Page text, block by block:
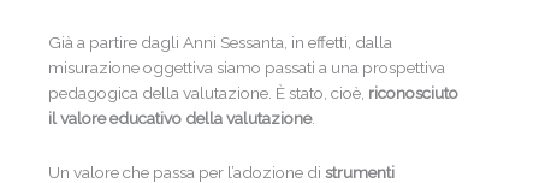
Già a partire dagli Anni Sessanta, in effetti, dalla
misurazione oggettiva siamo passati a una prospettiva
pedagogica della valutazione. È stato, cioè, riconosciuto
il valore educativo della valutazione.
Un valore che passa per l’adozione di strumenti